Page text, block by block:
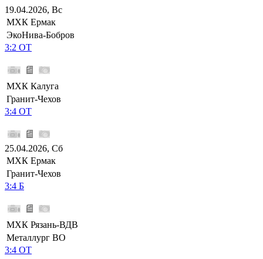
19.04.2026, Вс
МХК Ермак
ЭкоНива-Бобров
3:2 ОТ
МХК Калуга
Гранит-Чехов
3:4 ОТ
25.04.2026, Сб
МХК Ермак
Гранит-Чехов
3:4 Б
МХК Рязань-ВДВ
Металлург ВО
3:4 ОТ